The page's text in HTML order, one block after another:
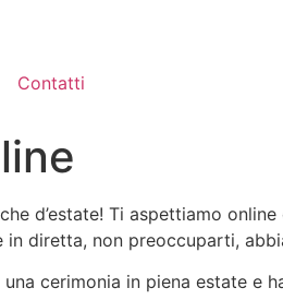
Contatti
d’estate! Ti aspettiamo
diretta, non preoccuparti,
cerimonia in piena estate e